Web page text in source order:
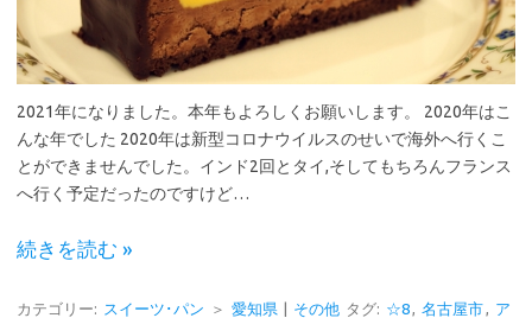
2021年になりました。本年もよろしくお願いします。 2020年はこ
んな年でした 2020年は新型コロナウイルスのせいで海外へ行くこ
とができませんでした。インド2回とタイ,そしてもちろんフランス
へ行く予定だったのですけど…
続きを読む »
カテゴリー: スイーツ･パン ＞ 愛知県 その他 タグ: ☆8, 名古屋市, ア